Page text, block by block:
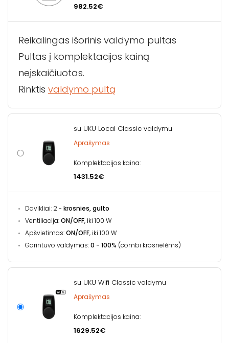
982.52€
Reikalingas išorinis valdymo pultas
Pultas į komplektacijos kainą
neįskaičiuotas.
Rinktis valdymo pultą
su UKU Local Classic valdymu
Aprašymas
Komplektacijos kaina:
1431.52€
Davikliai: 2 - krosnies, gulto
Ventiliacija:ON/OFF, iki 100 W
Apšvietimas:ON/OFF, iki 100 W
Garintuvo valdymas:0 - 100% (combi krosnelėms)
su UKU Wifi Classic valdymu
Aprašymas
Komplektacijos kaina:
1629.52€